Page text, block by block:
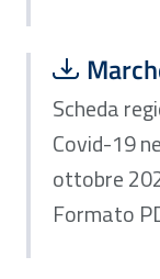
Scarica
Formato
Scheda
Covid-19
ottobre
Formato